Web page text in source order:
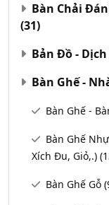
Bàn Chải
(31)
Bản Đồ -
Bàn Ghế -
Bàn Ghế -
Bàn Ghế
Xích Đu, Giỏ,.)
Bàn Ghế Gỗ